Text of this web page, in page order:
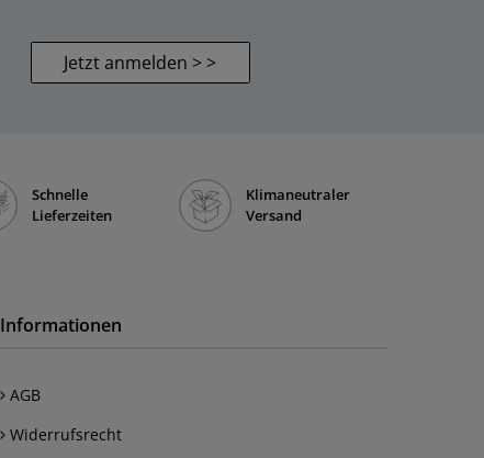
Jetzt anmelden > >
Schnelle
Lieferzeiten
Klimaneutraler
Versand
Informationen
AGB
Widerrufsrecht